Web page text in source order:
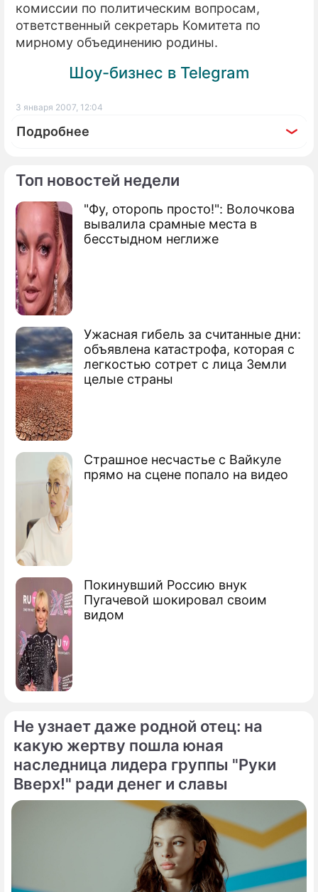
Топ новостей недели
"Фу, оторопь просто!": Волочкова
вывалила срамные места в
бесстыдном неглиже
Ужасная гибель за считанные дни:
объявлена катастрофа, которая с
легкостью сотрет с лица Земли
целые страны
Страшное несчастье с Вайкуле
прямо на сцене попало на видео
Покинувший Россию внук
Пугачевой шокировал своим
видом
комиссии по политическим вопросам,
ответственный секретарь Комитета по
мирному объединению родины.
Шоу-бизнес в Telegram
3 января 2007, 12:04
Подробнее
Не узнает даже родной отец: на
какую жертву пошла юная
наследница лидера группы "Руки
Вверх!" ради денег и славы